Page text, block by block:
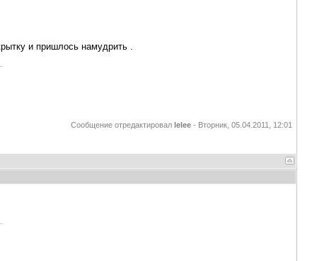
и пришлось намудрить .
Сообщение отредактировалlelee - Вторник, 05.04.2011, 12:01